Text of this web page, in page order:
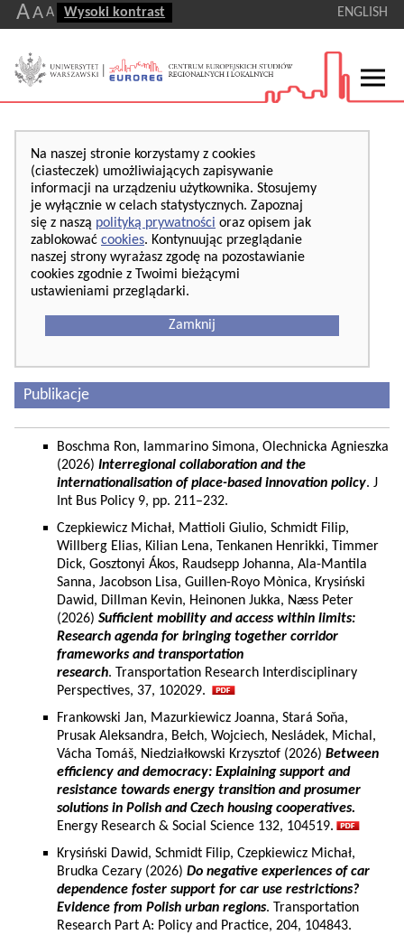
AA A Wysoki kontrast ENGLISH
Na naszej stronie korzystamy z cookies
(ciasteczek) umożliwiających zapisywanie
informacji na urządzeniu użytkownika. Stosujemy
je wyłącznie w celach statystycznych. Zapoznaj
się z naszą polityką prywatności oraz opisem jak
zablokować cookies. Kontynuując przeglądanie
naszej strony wyrażasz zgodę na pozostawianie
cookies zgodnie z Twoimi bieżącymi
ustawieniami przeglądarki.
Zamknij
Publikacje
Boschma Ron, Iammarino Simona, Olechnicka Agnieszka
(2026) Interregional collaboration and the
internationalisation of place-based innovation policy. J
Int Bus Policy 9, pp. 211–232.
Czepkiewicz Michał, Mattioli Giulio, Schmidt Filip,
Willberg Elias, Kilian Lena, Tenkanen Henrikki, Timmer
Dick, Gosztonyi Ákos, Raudsepp Johanna, Ala-Mantila
Sanna, Jacobson Lisa, Guillen-Royo Mònica, Krysiński
Dawid, Dillman Kevin, Heinonen Jukka, Næss Peter
(2026) Sufficient mobility and access within limits:
Research agenda for bringing together corridor
frameworks and transportation
research. Transportation Research Interdisciplinary
Perspectives, 37, 102029.
Frankowski Jan, Mazurkiewicz Joanna, Stará Soňa,
Prusak Aleksandra, Bełch, Wojciech, Nesládek, Michal,
Vácha Tomáš, Niedziałkowski Krzysztof (2026) Between
efficiency and democracy: Explaining support and
resistance towards energy transition and prosumer
solutions in Polish and Czech housing cooperatives.
Energy Research & Social Science 132, 104519.
Krysiński Dawid, Schmidt Filip, Czepkiewicz Michał,
Brudka Cezary (2026) Do negative experiences of car
dependence foster support for car use restrictions?
Evidence from Polish urban regions. Transportation
Research Part A: Policy and Practice, 204, 104843.